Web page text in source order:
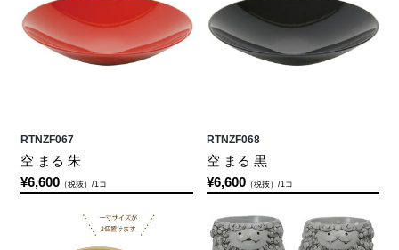
RTNZF067
空 まる 朱
¥6,600（税抜）/1コ
RTNZF068
空 まる 黒
¥6,600（税抜）/1コ